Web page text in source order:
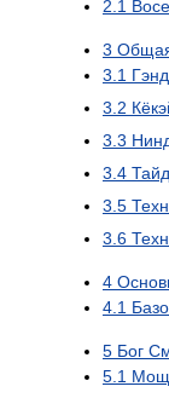
2.1
3
3.1
3.2
3.3
3.4
3.5
3.6
4
4.1
5 Бог
5.1